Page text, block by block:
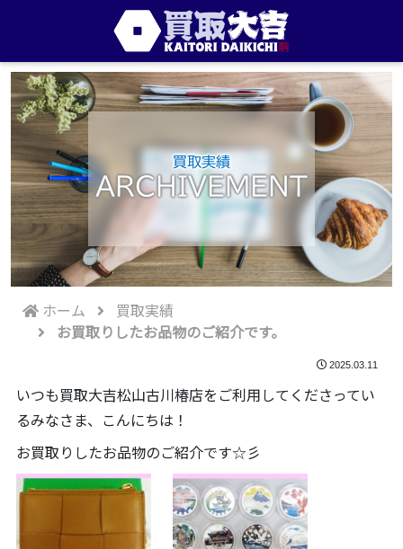
買取実績
ARCHIVEMENT
ホーム
買取実績
お買取りしたお品物のご紹介です。
2025.03.11
いつも買取大吉松山古川椿店をご利用してくださってい
るみなさま、こんにちは！
お買取りしたお品物のご紹介です☆彡